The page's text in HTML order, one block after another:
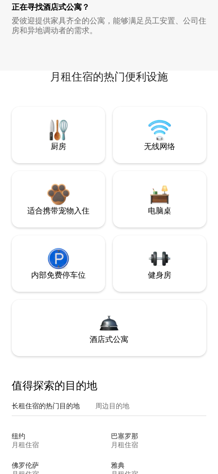
正在寻找酒店式公寓？
爱彼迎提供家具齐全的公寓，能够满足员工安置、公司住
房和异地调动者的需求。
月租住宿的热门便利设施
厨房 无线网络
适合携带宠物入住 电脑桌
内部免费停车位 健身房
酒店式公寓
值得探索的目的地
长租住宿的热门目的地 周边目的地
纽约
月租住宿
巴塞罗那
月租住宿
佛罗伦萨
雅典